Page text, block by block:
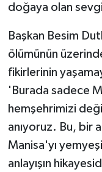
doğaya olan
Başkan Besim
ölümünün
fikirlerinin
'Burada sadece
hemşehrimizi
anıyoruz. Bu, bir
Manisa'yı
anlayışın
SİYASET
SPOR
TEKNOLOJİ
Turizm